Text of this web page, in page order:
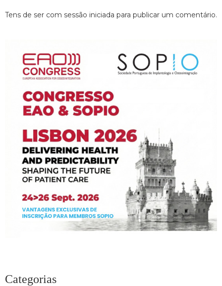
Tens de ser com sessão iniciada para publicar um comentário.
Categorias